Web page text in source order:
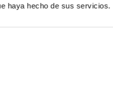
haya hecho de sus servicios.
OURENSE EXIGE MEDIDAS